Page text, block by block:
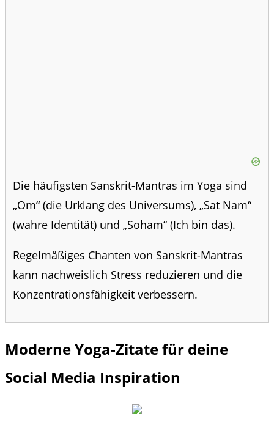
Die häufigsten Sanskrit-Mantras im Yoga sind
„Om“ (die Urklang des Universums), „Sat Nam“
(wahre Identität) und „Soham“ (Ich bin das).
Regelmäßiges Chanten von Sanskrit-Mantras
kann nachweislich Stress reduzieren und die
Konzentrationsfähigkeit verbessern.
Moderne Yoga-Zitate für deine
Social Media Inspiration